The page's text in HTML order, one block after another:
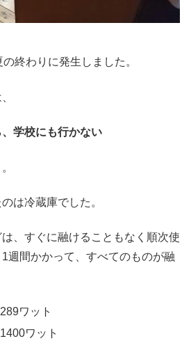
終わりに発生しました。
学校にも行かない
は冷蔵庫でした。
、すぐに融けることもなく順次使
週間かかって、すべてのものが融
ワット
ワット